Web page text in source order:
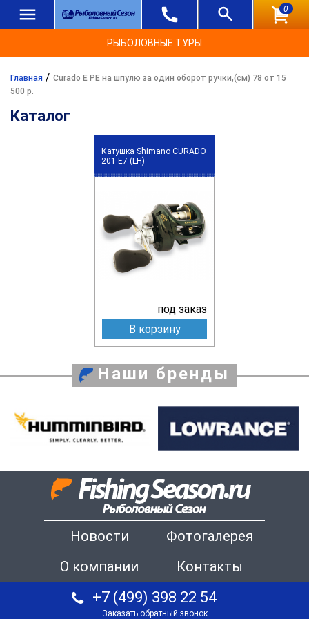
0
РЫБОЛОВНЫЕ ТУРЫ
Главная / Curado E PE на шпулю за один оборот ручки,(см) 78 от 15
500 р.
Каталог
Катушка Shimano CURADO
201 E7 (LH)
под заказ
В корзину
Наши бренды
Новости
Фотогалерея
О компании
Контакты
+7 (499) 398 22 54
Заказать обратный звонок